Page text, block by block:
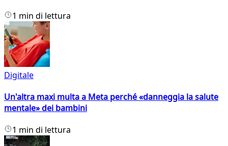
1 min di lettura
Digitale
Un'altra maxi multa a Meta perché «danneggia la salute
mentale» dei bambini
1 min di lettura